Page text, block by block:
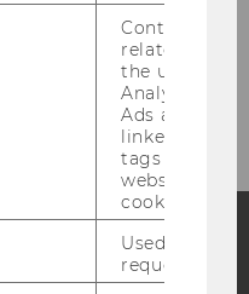
Blog
Contains
related
the user. If
Analytics and
Ads accounts
linked, the
tags on the
website read
cookie.
Used to
request rate.